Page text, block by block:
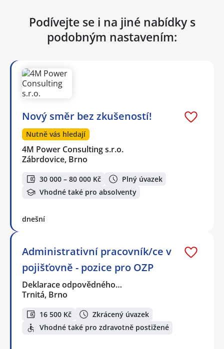
Podívejte se i na jiné nabídky s
podobným nastavením:
Nový směr bez zkušeností!
Nutně vás hledají
4M Power Consulting s.r.o.
Zábrdovice, Brno
30 000 – 80 000 Kč
Plný úvazek
Vhodné také pro absolventy
dnešní
Administrativní pracovník/ce v
pojišťovně - pozice pro OZP
Deklarace odpovědného…
Trnitá, Brno
16 500 Kč
Zkrácený úvazek
Vhodné také pro zdravotně postižené